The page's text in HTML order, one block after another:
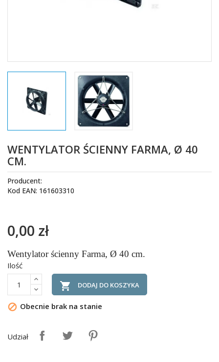
WENTYLATOR ŚCIENNY FARMA, Ø 40
CM.
Producent:
Kod EAN: 161603310
0,00 zł
Wentylator ścienny Farma, Ø 40 cm.
Ilość
 DODAJ DO KOSZYKA
 Obecnie brak na stanie
Udział